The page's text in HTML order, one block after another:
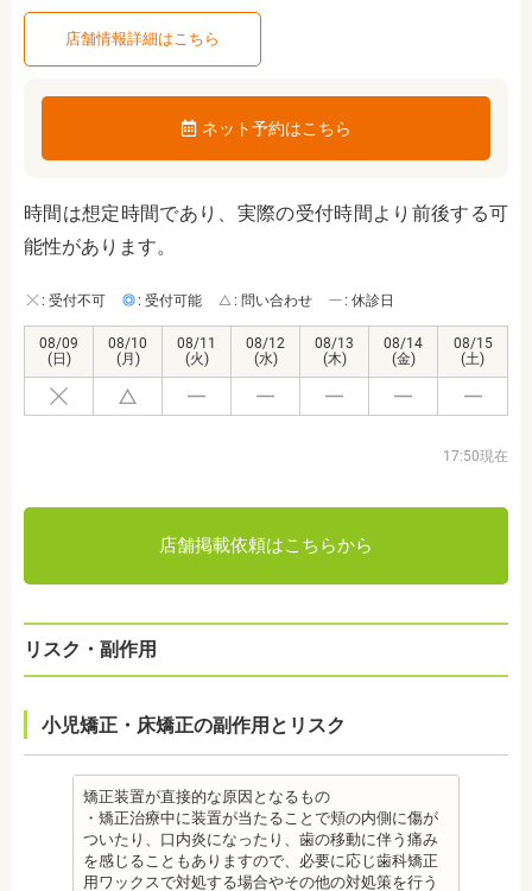
店舗情報詳細はこちら
ネット予約はこちら
時間は想定時間であり、実際の受付時間より前後する可
能性があります。
: 受付不可 : 受付可能 : 問い合わせ : 休診日
08/09
(日)
08/10
(月)
08/11
(火)
08/12
(水)
08/13
(木)
08/14
(金)
08/15
(土)
17:50現在
店舗掲載依頼はこちらから
リスク・副作用
小児矯正・床矯正の副作用とリスク
矯正装置が直接的な原因となるもの
・矯正治療中に装置が当たることで頬の内側に傷が
ついたり、口内炎になったり、歯の移動に伴う痛み
を感じることもありますので、必要に応じ歯科矯正
用ワックスで対処する場合やその他の対処策を行う